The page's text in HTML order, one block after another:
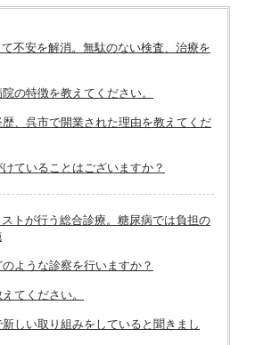
不安を解消。無駄のない検査、治療を
の特徴を教えてください。
、呉市で開業された理由を教えてくだ
ていることはございますか？
トが行う総合診療。糖尿病では負担の
ような診察を行いますか？
てください。
しい取り組みをしていると聞きまし